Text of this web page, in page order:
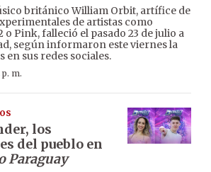
británico William Orbit, artífice de
de artistas como
o Pink, falleció el pasado 23 de julio a
según informaron este viernes la
en sus redes sociales.
m.
los
del pueblo en
Paraguay